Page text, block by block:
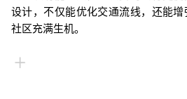
设计，不仅能优化交通流线， 还能
社区充满生机。